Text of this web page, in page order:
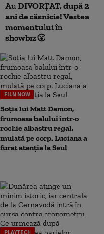
Au DIVORȚAT, după 2
ani de căsnicie! Vestea
momentului în
showbiz😮
FILM NOW
Soția lui Matt Damon,
frumoasa balului într-o
rochie albastru regal,
mulată pe corp. Luciana a
furat atenția la Seul
PLAYTECH